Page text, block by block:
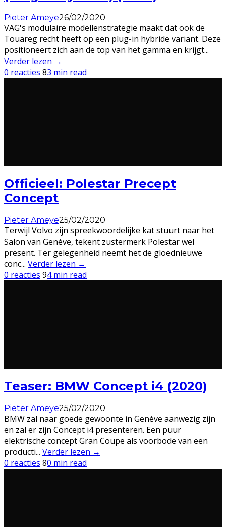
Pieter Ameye26/02/2020
VAG's modulaire modellenstrategie maakt dat ook de
Touareg recht heeft op een plug-in hybride variant. Deze
positioneert zich aan de top van het gamma en krijgt...
Verder lezen →
0 reacties 83 min read
Officieel: Polestar Precept
Concept
Pieter Ameye25/02/2020
Terwijl Volvo zijn spreekwoordelijke kat stuurt naar het
Salon van Genève, tekent zustermerk Polestar wel
present. Ter gelegenheid neemt het de gloednieuwe
conc... Verder lezen →
0 reacties 94 min read
Teaser: BMW Concept i4 (2020)
Pieter Ameye25/02/2020
BMW zal naar goede gewoonte in Genève aanwezig zijn
en zal er zijn Concept i4 presenteren. Een puur
elektrische concept Gran Coupe als voorbode van een
producti... Verder lezen →
0 reacties 80 min read